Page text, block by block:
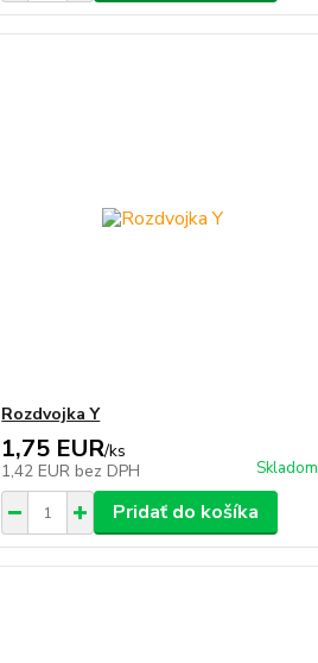
Rozdvojka Y
1,75 EUR/ks
1,42 EUR bez DPH Skladom
Pridať do košíka